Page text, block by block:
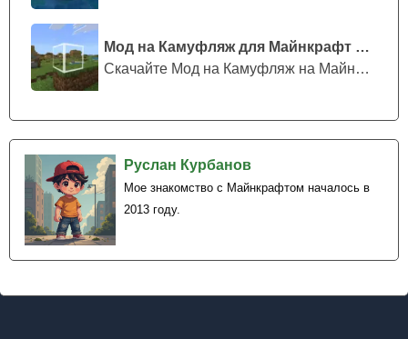
Мод на Камуфляж для Майнкрафт ПЕ
Скачайте Мод на Камуфляж на Майнкрафт...
Руслан Курбанов
Мое знакомство с Майнкрафтом началось в
2013 году.